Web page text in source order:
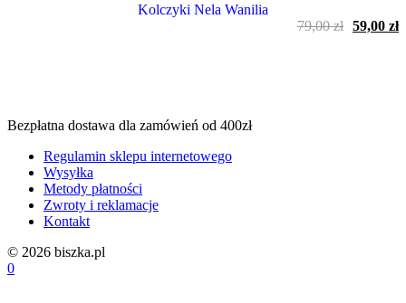
Kolczyki Nela Wanilia
79,00zł 59,00 zł
Bezpłatna dostawa dla zamówień od 400zł
Regulamin sklepu internetowego
Wysyłka
Metody płatności
Zwroty i reklamacje
Kontakt
© 2026 biszka.pl
0